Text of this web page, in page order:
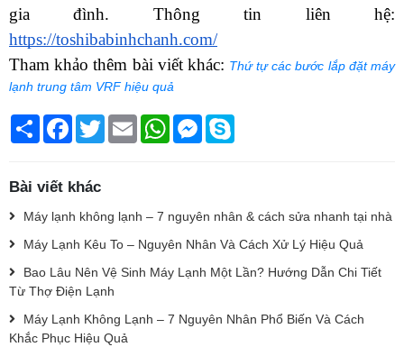
https://toshibabinhchanh.com/
Tham khảo thêm bài viết khác: Thứ tự các bước lắp đặt máy
lạnh trung tâm VRF hiệu quả
Chia
sẻ
Facebook
TwitterEmail WhatsAppMessenger
Bài viết khác
Máy lạnh không lạnh – 7 nguyên nhân & cách sửa nhanh tại nhà
Máy Lạnh Kêu To – Nguyên Nhân Và Cách Xử Lý Hiệu Quả
Bao Lâu Nên Vệ Sinh Máy Lạnh Một Lần? Hướng Dẫn Chi Tiết
Từ Thợ Điện Lạnh
Máy Lạnh Không Lạnh – 7 Nguyên Nhân Phổ Biến Và Cách
Khắc Phục Hiệu Quả